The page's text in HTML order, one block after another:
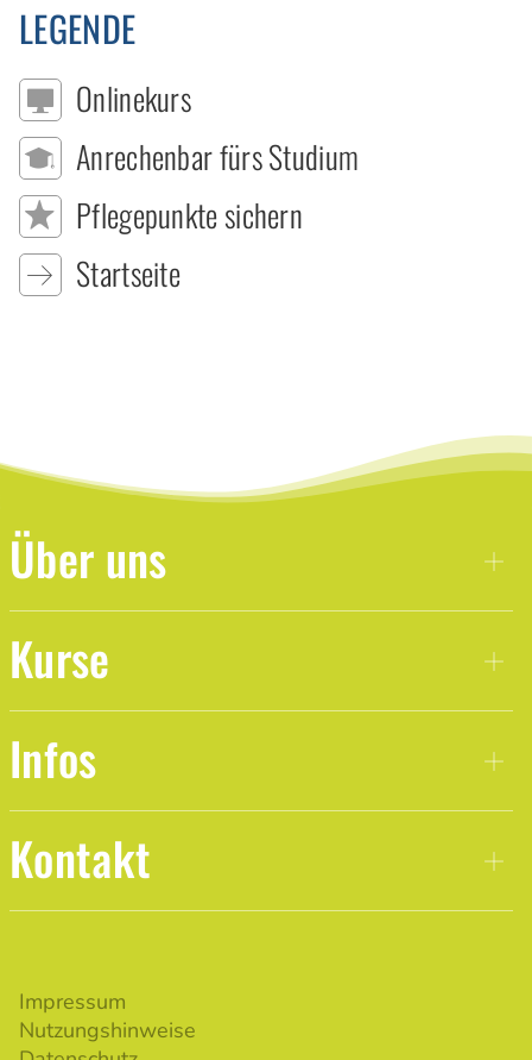
LEGENDE
Onlinekurs
Anrechenbar fürs Studium
Pflegepunkte sichern
Startseite
Über uns
Kurse
Infos
Kontakt
Impressum
Nutzungshinweise